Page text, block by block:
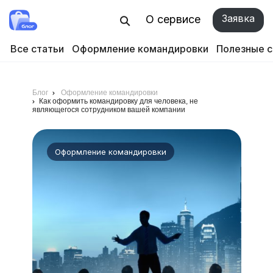
О сервисе Заявка
Все статьи Оформление командировки Полезные
Блог
Оформление командировки
Как оформить командировку для человека, не
являющегося сотрудником вашей компании
Оформление командировки